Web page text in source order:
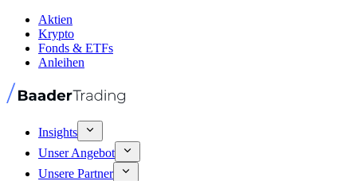
Aktien
Krypto
Fonds & ETFs
Anleihen
Insights
Unser Angebot
Unsere Partner